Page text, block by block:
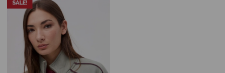
Shorts de baño
Sherpas